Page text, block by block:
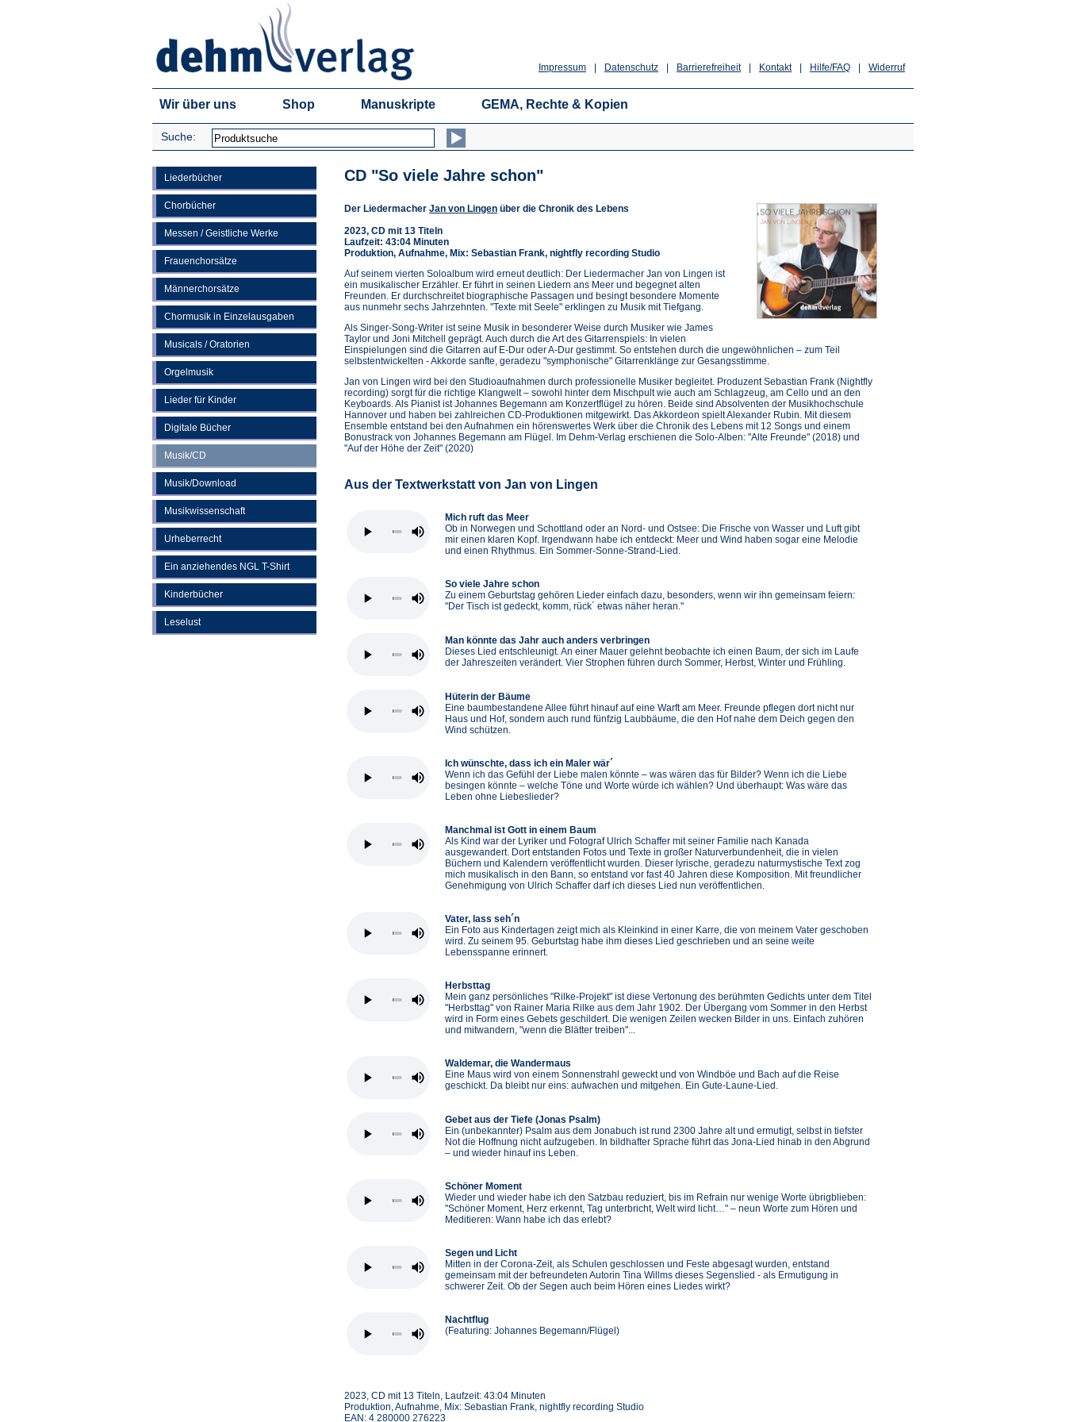
Widerruf
Hilfe/FAQ
Kontakt
Barrierefreiheit
Datenschutz
Impressum
Wir über uns Shop Manuskripte GEMA, Rechte & Kopien
Suche:
Liederbücher
Chorbücher
Messen / Geistliche Werke
Frauenchorsätze
Männerchorsätze
Chormusik in Einzelausgaben
Musicals / Oratorien
Orgelmusik
Lieder für Kinder
Digitale Bücher
Musik/CD
Musik/Download
Musikwissenschaft
Urheberrecht
Ein anziehendes NGL T-Shirt
Kinderbücher
Leselust
CD "So viele Jahre schon"
Der Liedermacher Jan von Lingen über die Chronik des Lebens
2023, CD mit 13 Titeln
Laufzeit: 43:04 Minuten
Produktion, Aufnahme, Mix: Sebastian Frank, nightfly recording Studio
Auf seinem vierten Soloalbum wird erneut deutlich: Der Liedermacher Jan von Lingen ist
ein musikalischer Erzähler. Er führt in seinen Liedern ans Meer und begegnet alten
Freunden. Er durchschreitet biographische Passagen und besingt besondere Momente
aus nunmehr sechs Jahrzehnten. "Texte mit Seele" erklingen zu Musik mit Tiefgang.
Als Singer-Song-Writer ist seine Musik in besonderer Weise durch Musiker wie James
Taylor und Joni Mitchell geprägt. Auch durch die Art des Gitarrenspiels: In vielen
Einspielungen sind die Gitarren auf E-Dur oder A-Dur gestimmt. So entstehen durch die ungewöhnlichen – zum Teil
selbstentwickelten - Akkorde sanfte, geradezu "symphonische" Gitarrenklänge zur Gesangsstimme.
Jan von Lingen wird bei den Studioaufnahmen durch professionelle Musiker begleitet. Produzent Sebastian Frank (Nightfly
recording) sorgt für die richtige Klangwelt – sowohl hinter dem Mischpult wie auch am Schlagzeug, am Cello und an den
Keyboards. Als Pianist ist Johannes Begemann am Konzertflügel zu hören. Beide sind Absolventen der Musikhochschule
Hannover und haben bei zahlreichen CD-Produktionen mitgewirkt. Das Akkordeon spielt Alexander Rubin. Mit diesem
Ensemble entstand bei den Aufnahmen ein hörenswertes Werk über die Chronik des Lebens mit 12 Songs und einem
Bonustrack von Johannes Begemann am Flügel. Im Dehm-Verlag erschienen die Solo-Alben: "Alte Freunde" (2018) und
"Auf der Höhe der Zeit" (2020)
Aus der Textwerkstatt von Jan von Lingen
Mich ruft das Meer
Ob in Norwegen und Schottland oder an Nord- und Ostsee: Die Frische von Wasser und Luft gibt
mir einen klaren Kopf. Irgendwann habe ich entdeckt: Meer und Wind haben sogar eine Melodie
und einen Rhythmus. Ein Sommer-Sonne-Strand-Lied.
So viele Jahre schon
Zu einem Geburtstag gehören Lieder einfach dazu, besonders, wenn wir ihn gemeinsam feiern:
"Der Tisch ist gedeckt, komm, rück´ etwas näher heran."
Man könnte das Jahr auch anders verbringen
Dieses Lied entschleunigt. An einer Mauer gelehnt beobachte ich einen Baum, der sich im Laufe
der Jahreszeiten verändert. Vier Strophen führen durch Sommer, Herbst, Winter und Frühling.
Hüterin der Bäume
Eine baumbestandene Allee führt hinauf auf eine Warft am Meer. Freunde pflegen dort nicht nur
Haus und Hof, sondern auch rund fünfzig Laubbäume, die den Hof nahe dem Deich gegen den
Wind schützen.
Ich wünschte, dass ich ein Maler wär´
Wenn ich das Gefühl der Liebe malen könnte – was wären das für Bilder? Wenn ich die Liebe
besingen könnte – welche Töne und Worte würde ich wählen? Und überhaupt: Was wäre das
Leben ohne Liebeslieder?
Manchmal ist Gott in einem Baum
Als Kind war der Lyriker und Fotograf Ulrich Schaffer mit seiner Familie nach Kanada
ausgewandert. Dort entstanden Fotos und Texte in großer Naturverbundenheit, die in vielen
Büchern und Kalendern veröffentlicht wurden. Dieser lyrische, geradezu naturmystische Text zog
mich musikalisch in den Bann, so entstand vor fast 40 Jahren diese Komposition. Mit freundlicher
Genehmigung von Ulrich Schaffer darf ich dieses Lied nun veröffentlichen.
Vater, lass seh´n
Ein Foto aus Kindertagen zeigt mich als Kleinkind in einer Karre, die von meinem Vater geschoben
wird. Zu seinem 95. Geburtstag habe ihm dieses Lied geschrieben und an seine weite
Lebensspanne erinnert.
Herbsttag
Mein ganz persönliches "Rilke-Projekt" ist diese Vertonung des berühmten Gedichts unter dem Titel
"Herbsttag" von Rainer Maria Rilke aus dem Jahr 1902. Der Übergang vom Sommer in den Herbst
wird in Form eines Gebets geschildert. Die wenigen Zeilen wecken Bilder in uns. Einfach zuhören
und mitwandern, "wenn die Blätter treiben"...
Waldemar, die Wandermaus
Eine Maus wird von einem Sonnenstrahl geweckt und von Windböe und Bach auf die Reise
geschickt. Da bleibt nur eins: aufwachen und mitgehen. Ein Gute-Laune-Lied.
Gebet aus der Tiefe (Jonas Psalm)
Ein (unbekannter) Psalm aus dem Jonabuch ist rund 2300 Jahre alt und ermutigt, selbst in tiefster
Not die Hoffnung nicht aufzugeben. In bildhafter Sprache führt das Jona-Lied hinab in den Abgrund
– und wieder hinauf ins Leben.
Schöner Moment
Wieder und wieder habe ich den Satzbau reduziert, bis im Refrain nur wenige Worte übrigblieben:
"Schöner Moment, Herz erkennt, Tag unterbricht, Welt wird licht…" – neun Worte zum Hören und
Meditieren: Wann habe ich das erlebt?
Segen und Licht
Mitten in der Corona-Zeit, als Schulen geschlossen und Feste abgesagt wurden, entstand
gemeinsam mit der befreundeten Autorin Tina Willms dieses Segenslied - als Ermutigung in
schwerer Zeit. Ob der Segen auch beim Hören eines Liedes wirkt?
Nachtflug
(Featuring: Johannes Begemann/Flügel)
2023, CD mit 13 Titeln, Laufzeit: 43:04 Minuten
Produktion, Aufnahme, Mix: Sebastian Frank, nightfly recording Studio
EAN: 4 280000 276223